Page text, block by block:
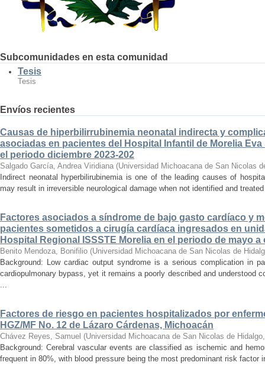
Subcomunidades en esta comunidad
Tesis
Tesis
Envíos recientes
Causas de hiperbilirrubinemia neonatal indirecta y
asociadas en pacientes del Hospital Infantil de Morelia
el periodo diciembre 2023-202
Salgado García, Andrea Viridiana (Universidad Michoacana de San Nicolas
Indirect neonatal hyperbilirubinemia is one of the leading causes of
may result in irreversible neurological damage when not identified and
Factores asociados a síndrome de bajo gasto cardíaco y
pacientes sometidos a cirugía cardíaca ingresados en
Hospital Regional ISSSTE Morelia en el periodo de mayo a
Benito Mendoza, Bonifilio (Universidad Michoacana de San Nicolas de
Background: Low cardiac output syndrome is a serious complication in
cardiopulmonary bypass, yet it remains a poorly described and understood
...
Factores de riesgo en pacientes hospitalizados por
HGZ/MF No. 12 de Lázaro Cárdenas, Michoacán
Chávez Reyes, Samuel (Universidad Michoacana de San Nicolas de Hidalgo
Background: Cerebral vascular events are classified as ischemic and
frequent in 80%, with blood pressure being the most predominant risk factor